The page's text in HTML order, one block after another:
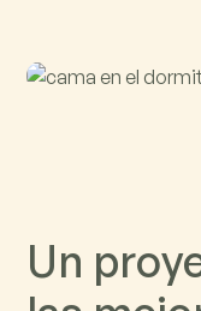
Un proy